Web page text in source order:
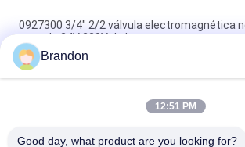
0927300 3/4" 2/2 válvula electromagnética
cerrada 24V 220V de la manera
válvula electromagnética de cobre amarillo
compresor de aire de 0927200 1/2”
0927300 3/4'' Válvula solenoide de latón 2/2
Brandon
12:51 PM
Good day, what product are you looking for?